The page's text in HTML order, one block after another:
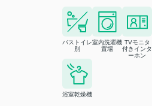
バストイレ
別
室内洗濯機
置場
TVモニタ
付きインタ
ーホン
浴室乾燥機